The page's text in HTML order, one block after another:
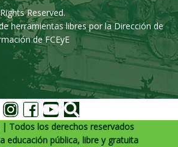
Reserved.
herramientas libres por la Dirección de
de FCEyE
| Todos los derechos reservados
educación pública, libre y gratuita